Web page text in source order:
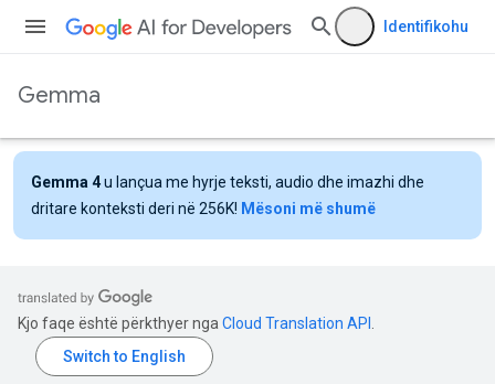
Identifikohu
Gemma
Gemma 4u lançua me hyrje teksti, audio dhe imazhi dhe
dritare konteksti deri në 256K! Mësoni më shumë
Kjo faqe është përkthyer nga Cloud Translation API